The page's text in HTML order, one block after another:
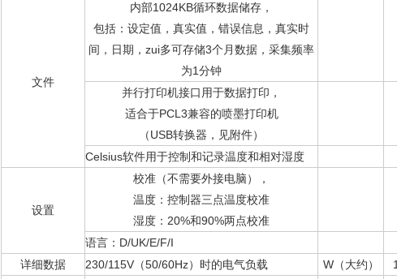
文件
内部1024KB循环数据储存，
包括：设定值，真实值，错误信息，真实时
间，日期，zui多可存储3个月数据，采集频率
为1分钟
并行打印机接口用于数据打印，
适合于PCL3兼容的喷墨打印机
（USB转换器，见附件）
Celsius软件用于控制和记录温度和相对湿度
设置
校准（不需要外接电脑），
温度：控制器三点温度校准
湿度：20%和90%两点校准
语言：D/UK/E/F/I
详细数据
230/115V（50/60Hz）时的电气负载 W（大约）